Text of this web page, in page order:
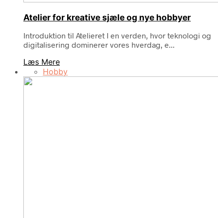
Atelier for kreative sjæle og nye hobbyer
Introduktion til Atelieret I en verden, hvor teknologi og
digitalisering dominerer vores hverdag, e...
Læs Mere
Hobby